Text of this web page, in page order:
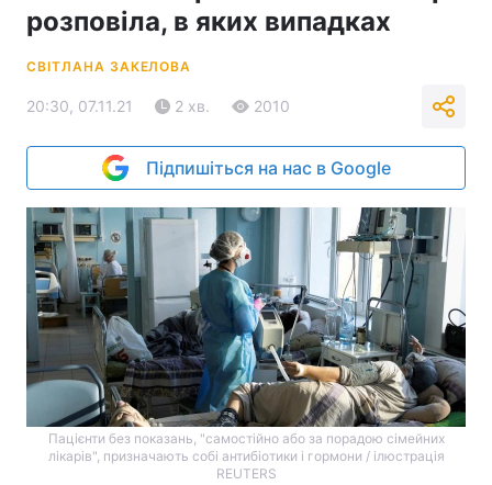
розповіла, в яких випадках
СВІТЛАНА ЗАКЕЛОВА
20:30, 07.11.21 2 хв. 2010
Підпишіться на нас в Google
Пацієнти без показань, "самостійно або за порадою сімейних
лікарів", призначають собі антибіотики і гормони / ілюстрація
REUTERS